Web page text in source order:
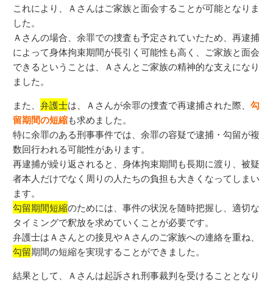
これにより、Ａさんはご家族と面会することが可能となりま
した。
Ａさんの場合、余罪での捜査も予定されていたため、再逮捕
によって身体拘束期間が長引く可能性も高く、ご家族と面会
できるということは、Ａさんとご家族の精神的な支えになり
ました。
また、弁護士は、Ａさんが余罪の捜査で再逮捕された際、勾
留期間の短縮も求めました。
特に余罪のある刑事事件では、余罪の容疑で逮捕・勾留が複
数回行われる可能性があります。
再逮捕が繰り返されると、身体拘束期間も長期に渡り、被疑
者本人だけでなく周りの人たちの負担も大きくなってしまい
ます。
勾留期間短縮のためには、事件の状況を随時把握し、適切な
タイミングで釈放を求めていくことが必要です。
弁護士はＡさんとの接見やＡさんのご家族への連絡を重ね、
勾留期間の短縮を実現することができました。
結果として、Ａさんは起訴され刑事裁判を受けることとなり